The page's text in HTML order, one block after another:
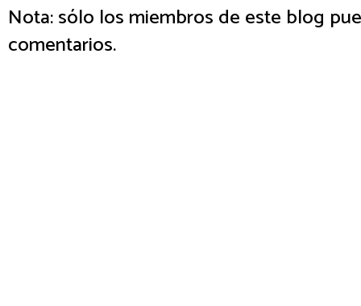
Nota: sólo los miembros de este blog
comentarios.